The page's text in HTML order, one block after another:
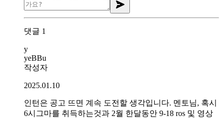
댓글 1
y
yeBBu
작성자
2025.01.10
인턴은 공고 뜨면 계속 도전할 생각입니다. 멘토님, 혹시
6시그마를 취득하는것과 2월 한달동안 9-18 ros 및 영상